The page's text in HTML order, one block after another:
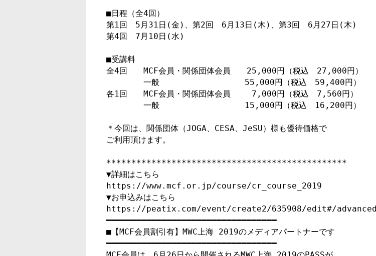
■日程（全4回）
第1回　5月31日(金)、第2回　6月13日(木)、第3回　6月27日(木)
第4回　7月10日(水)
■受講料
全4回　　MCF会員・関係団体会員　　25,000円（税込　27,000円）
一般　　　　　　　　　　 55,000円（税込　59,400円）
各1回　　MCF会員・関係団体会員　　 7,000円（税込　7,560円）
一般　　　　　　　　　　 15,000円（税込　16,200円）
＊今回は、関係団体（JOGA、CESA、JeSU）様も優待価格で
ご利用頂けます。
************************************************
▼詳細はこちら
https://www.mcf.or.jp/course/cr_course_2019
▼お申込みはこちら
https://peatix.com/event/create2/635908/edit#/advanced
━━━━━━━━━━━━━━━━━━━━━━━━━━━━━━━━━━
■【MCF会員割引有】MWC上海 2019のメディアパートナーです
━━━━━━━━━━━━━━━━━━━━━━━━━━━━━━━━━━